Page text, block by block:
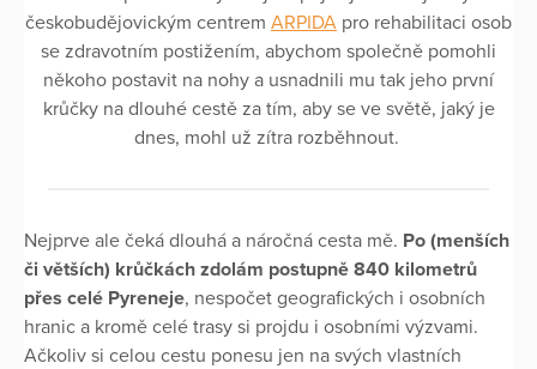
českobudějovickým centrem ARPIDA pro rehabilitaci osob
se zdravotním postižením, abychom společně pomohli
někoho postavit na nohy a usnadnili mu tak jeho první
krůčky na dlouhé cestě za tím, aby se ve světě, jaký je
dnes, mohl už zítra rozběhnout.
Nejprve ale čeká dlouhá a náročná cesta mě. Po (menších
či větších) krůčkách zdolám postupně 840 kilometrů
přes celé Pyreneje, nespočet geografických i osobních
hranic a kromě celé trasy si projdu i osobními výzvami.
Ačkoliv si celou cestu ponesu jen na svých vlastních